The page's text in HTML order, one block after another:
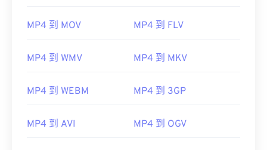
MP4 到 MOV MP4 到 FLV
MP4 到 WMV MP4 到 MKV
MP4 到 WEBM MP4 到 3GP
MP4 到 AVI MP4 到 OGV